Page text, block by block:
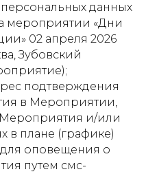
персональных данных
мероприятии «Дни
02 апреля 2026
Зубовский
подтверждения
в Мероприятии,
и/или
в плане (графике)
оповещения о
путем смс-